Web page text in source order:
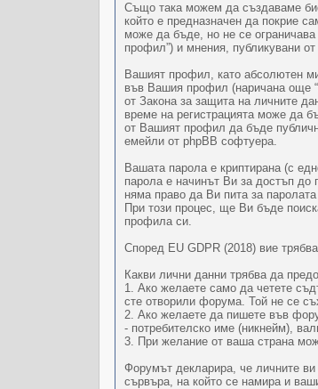
Също така можем да създаваме
който е предназначен да покрие
може да бъде, но не се ограничава
профил”) и мнения, публикувани
Вашият профил, като абсолютен
във Вашия профил (наричана още
от Закона за защита на личните
време на регистрацията може да
от Вашият профил да бъде
емейли от phpBB софтуера.
Вашата парола е криптирана (с
парола е начинът Ви за достъп до
няма право да Ви пита за
При този процес, ще Ви бъде
профила си.
Според EU GDPR (2018) вие
Какви лични данни трябва да
1. Ако желаете само да четете
сте отворили форума. Той не се
2. Ако желаете да пишете във
- потребителско име (никнейм),
3. При желание от ваша страна
Форумът декларира, че личните
сървъра, на който се намира и